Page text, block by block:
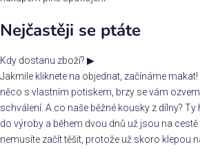
Nejčastěji se ptáte
Kdy dostanu zboží? ▶
Jakmile kliknete na objednat, začínáme
něco s vlastním potiskem, brzy se vám
schválení. A co naše běžné kousky z dílny?
do výroby a během dvou dnů už jsou na cestě
nemusíte začít těšit, protože už skoro klepou